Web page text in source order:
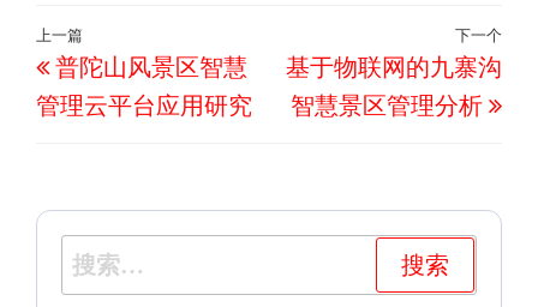
文
章
导
上
一
篇
上一篇
普陀山风景区智慧
管理云平台应用研究
下
下一个
基于物联网的九寨沟
智慧景区管理分析
搜
索：